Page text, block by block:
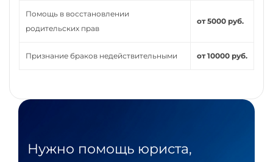
Помощь в восстановлении
родительских прав
от 5000 руб.
Признание браков недействительными от 10000 руб.
Нужно помощь юриста,